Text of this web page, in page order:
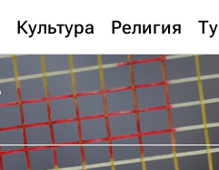
Культура Религия